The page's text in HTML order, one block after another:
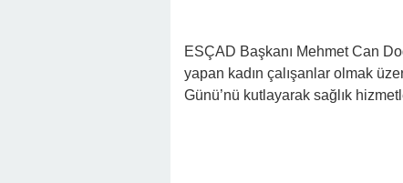
ESÇAD Başkanı Mehmet Can
yapan kadın çalışanlar olmak
Günü’nü kutlayarak sağlık